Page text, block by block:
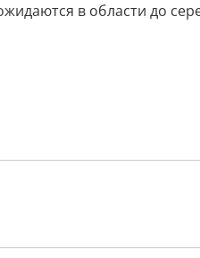
в области до